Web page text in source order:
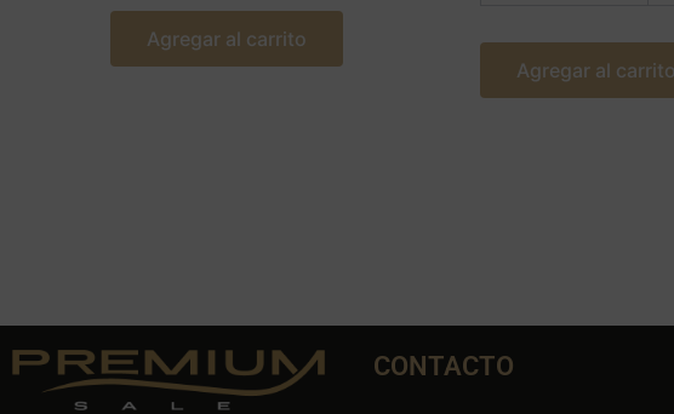
Agregar al carrito
Agregar al carrito
CONTACTO